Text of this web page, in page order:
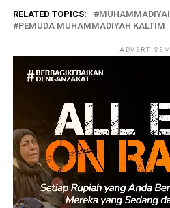
RELATED TOPICS:
PEMUDA MUHAMMADIYAH KALTIM